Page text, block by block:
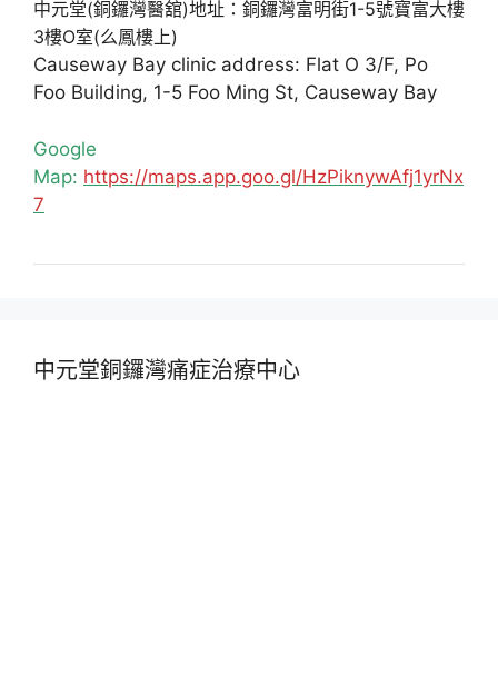
中元堂(銅鑼灣醫舘)地址：銅鑼灣富明街1-5號寶富大樓
3樓O室(么鳳樓上)
Causeway Bay clinic address: Flat O 3/F, Po
Foo Building, 1-5 Foo Ming St, Causeway Bay
Google
Map: https://maps.app.goo.gl/HzPiknywAfj1yrNx
7
中元堂銅鑼灣痛症治療中心